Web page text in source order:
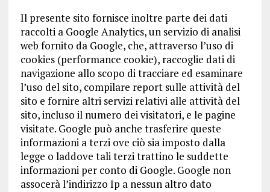
Il presente sito fornisce inoltre parte dei dati
raccolti a Google Analytics, un servizio di analisi
web fornito da Google, che, attraverso l’uso di
cookies (performance cookie), raccoglie dati di
navigazione allo scopo di tracciare ed esaminare
l’uso del sito, compilare report sulle attività del
sito e fornire altri servizi relativi alle attività del
sito, incluso il numero dei visitatori, e le pagine
visitate. Google può anche trasferire queste
informazioni a terzi ove ciò sia imposto dalla
legge o laddove tali terzi trattino le suddette
informazioni per conto di Google. Google non
assocerà l’indirizzo Ip a nessun altro dato